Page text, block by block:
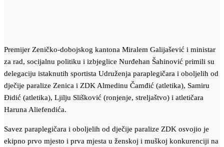
Premijer Zeničko-dobojskog kantona Miralem Galijašević i ministar
za rad, socijalnu politiku i izbjeglice Nurđehan Šahinović primili su
delegaciju istaknutih sportista Udruženja paraplegičara i oboljelih od
dječije paralize Zenica i ZDK Almedinu Čamđić (atletika), Samiru
Đidić (atletika), Ljilju Slišković (ronjenje, streljaštvo) i atletičara
Haruna Aliefendića.
Savez paraplegičara i oboljelih od dječije paralize ZDK osvojio je
ekipno prvo mjesto i prva mjesta u ženskoj i muškoj konkurenciji na